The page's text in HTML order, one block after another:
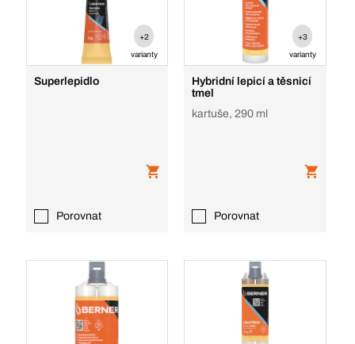
+2
varianty
Superlepidlo
Porovnat
+3
varianty
Hybridní lepicí a těsnicí
tmel
kartuše, 290 ml
Porovnat